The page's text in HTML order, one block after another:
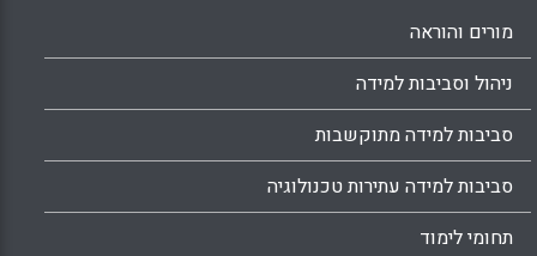
מורים והוראה
ניהול וסביבות למידה
סביבות למידה מתוקשבות
סביבות למידה עתירות טכנולוגיה
תחומי לימוד